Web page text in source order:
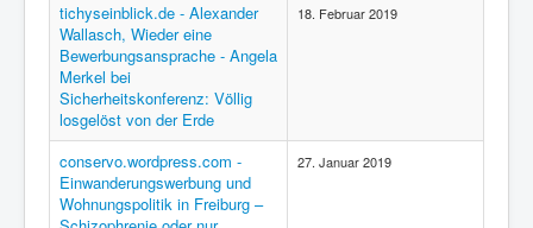
tichyseinblick.de - Alexander
Wallasch, Wieder eine
Bewerbungsansprache - Angela
Merkel bei
Sicherheitskonferenz: Völlig
losgelöst von der Erde
18. Februar 2019
conservo.wordpress.com -
Einwanderungswerbung und
Wohnungspolitik in Freiburg –
27. Januar 2019